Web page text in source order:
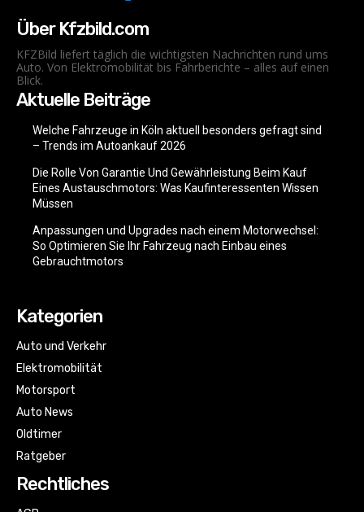
Über Kfzbild.com
KFZBild liefert täglich die wichtigsten Nachrichten rund ums
Auto. Von Elektromobilität bis Fahrberichte – alles auf einen
Blick.
Aktuelle Beiträge
Welche Fahrzeuge in Köln aktuell besonders gefragt sind
– Trends im Autoankauf 2026
Die Rolle Von Garantie Und Gewährleistung Beim Kauf
Eines Austauschmotors: Was Kaufinteressenten Wissen
Müssen
Anpassungen und Upgrades nach einem Motorwechsel:
So Optimieren Sie Ihr Fahrzeug nach Einbau eines
Gebrauchtmotors
Kategorien
Auto und Verkehr
Elektromobilität
Motorsport
Auto News
Oldtimer
Ratgeber
Rechtliches